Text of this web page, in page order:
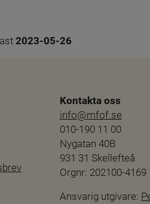
2023-05-26
Kontakta oss
info@mfof.se
010-190 11 00
Nygatan 40B
931 31 Skellefteå
Orgnr: 202100-4169
Ansvarig utgivare: